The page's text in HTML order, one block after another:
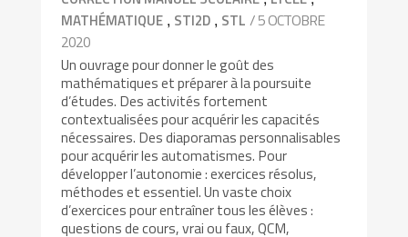
MATHÉMATIQUE , STI2D , STL / 5 OCTOBRE
2020
Un ouvrage pour donner le goût des
mathématiques et préparer à la poursuite
d’études. Des activités fortement
contextualisées pour acquérir les capacités
nécessaires. Des diaporamas personnalisables
pour acquérir les automatismes. Pour
développer l’autonomie : exercices résolus,
méthodes et essentiel. Un vaste choix
d’exercices pour entraîner tous les élèves :
questions de cours, vrai ou faux, QCM,